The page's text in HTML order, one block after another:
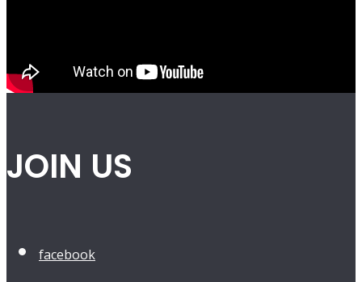
JOIN US
facebook